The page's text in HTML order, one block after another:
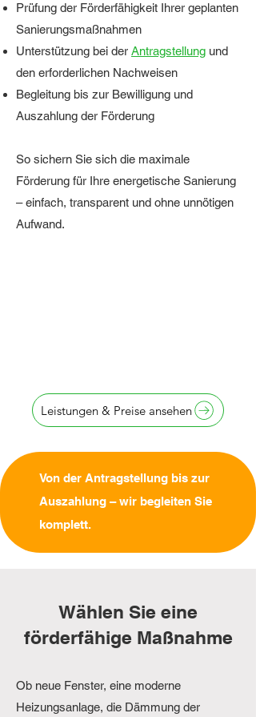
Prüfung der Förderfähigkeit Ihrer geplanten
Sanierungsmaßnahmen
Unterstützung bei der Antragstellung und
den erforderlichen Nachweisen
Begleitung bis zur Bewilligung und
Auszahlung der Förderung
So sichern Sie sich die maximale
Förderung für Ihre energetische Sanierung
– einfach, transparent und ohne unnötigen
Aufwand.
Leistungen & Preise ansehen
Von der Antragstellung bis zur
Auszahlung – wir begleiten Sie
komplett.
Wählen Sie eine
förderfähige Maßnahme
Ob neue Fenster, eine moderne
Heizungsanlage, die Dämmung der